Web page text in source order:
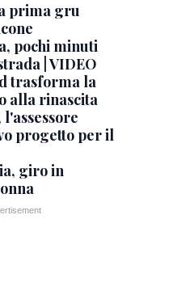
prima gru
pochi minuti
| VIDEO
trasforma la
alla rinascita
progetto per il
giro in